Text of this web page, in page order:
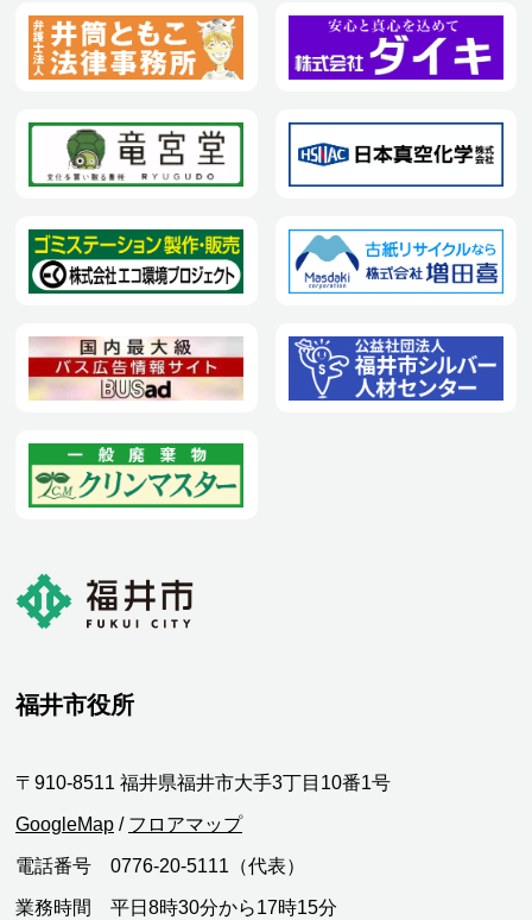
福井市役所
〒910-8511 福井県福井市大手3丁目10番1号
GoogleMap / フロアマップ
電話番号 0776-20-5111（代表）
業務時間 平日8時30分から17時15分